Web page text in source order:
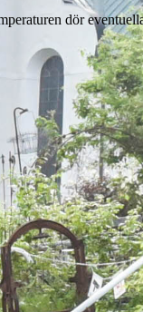
dör